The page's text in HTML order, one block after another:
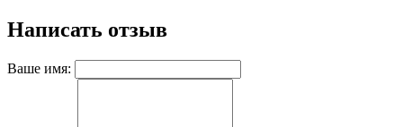
Написать отзыв
Ваше имя: